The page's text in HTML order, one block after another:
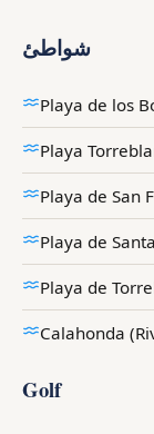
شواطئ
Playa de los
Playa
Playa de San
Playa de
Playa de
Calahonda
Golf